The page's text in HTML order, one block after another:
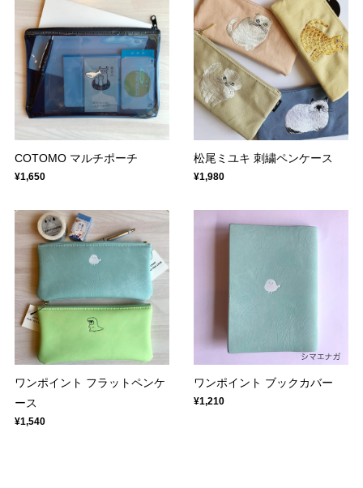
COTOMO マルチポーチ
¥1,650
松尾ミユキ 刺繍ペンケース
¥1,980
ワンポイント フラットペンケ
ース
¥1,540
ワンポイント ブックカバー
¥1,210